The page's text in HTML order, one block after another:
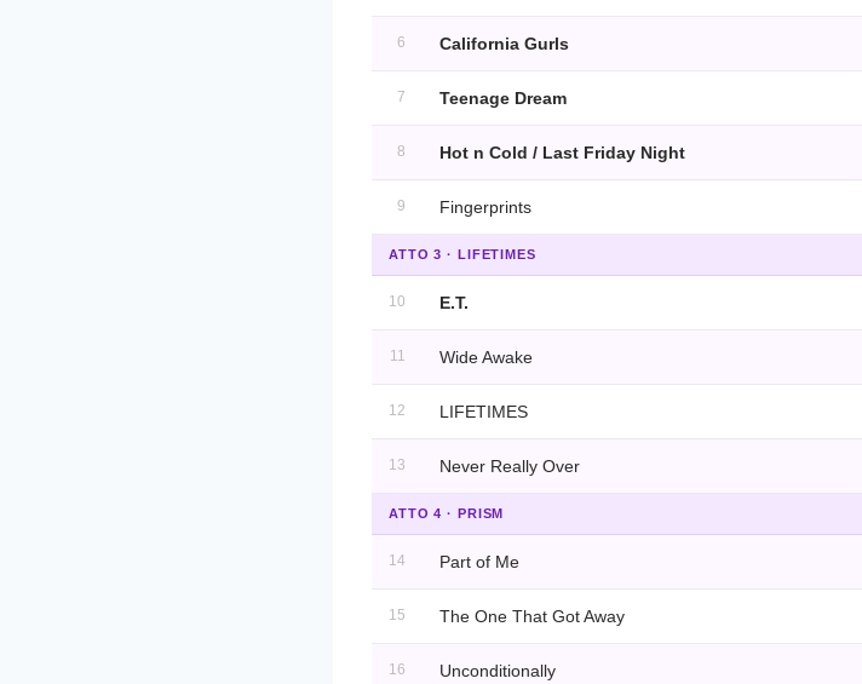
6 California Gurls
7 Teenage Dream
8 Hot n Cold / Last Friday Night
9 Fingerprints
ATTO 3 · LIFETIMES
10 E.T.
11 Wide Awake
12 LIFETIMES
13 Never Really Over
ATTO 4 · PRISM
14 Part of Me
15 The One That Got Away
16 Unconditionally